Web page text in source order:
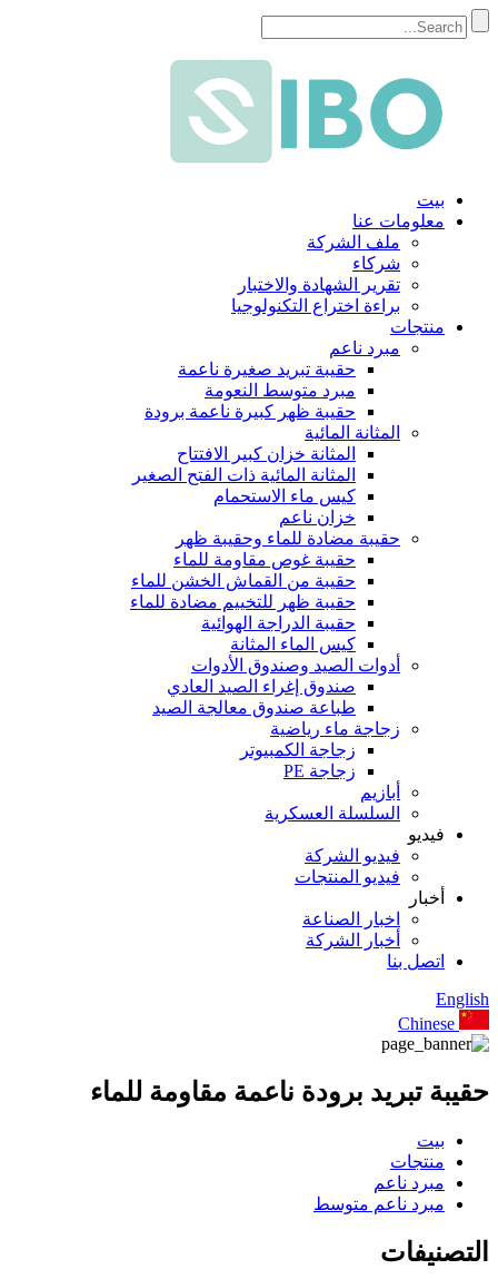
بيت
معلومات عنا
ملف الشركة
شركاء
تقرير الشهادة والاختبار
براءة اختراع التكنولوجيا
منتجات
مبرد ناعم
حقيبة تبريد صغيرة ناعمة
مبرد متوسط ​​النعومة
حقيبة ظهر كبيرة ناعمة برودة
المثانة المائية
المثانة خزان كبير الافتتاح
المثانة المائية ذات الفتح الصغير
كيس ماء الاستحمام
خزان ناعم
حقيبة مضادة للماء وحقيبة ظهر
حقيبة غوص مقاومة للماء
حقيبة من القماش الخشن للماء
حقيبة ظهر للتخييم مضادة للماء
حقيبة الدراجة الهوائية
كيس الماء المثانة
أدوات الصيد وصندوق الأدوات
صندوق إغراء الصيد العادي
طباعة صندوق معالجة الصيد
زجاجة ماء رياضية
زجاجة الكمبيوتر
زجاجة PE
أبازيم
السلسلة العسكرية
فيديو
فيديو الشركة
فيديو المنتجات
أخبار
اخبار الصناعة
أخبار الشركة
اتصل بنا
English
حقيبة تبريد برودة ناعمة مقاومة للماء
بيت
منتجات
مبرد ناعم
مبرد ناعم متوسط
التصنيفات